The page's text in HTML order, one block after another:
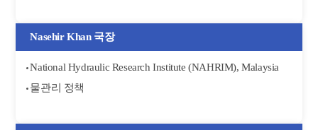
Nasehir Khan 국장
National Hydraulic Research Institute (NAHRIM), Malaysia
물관리 정책